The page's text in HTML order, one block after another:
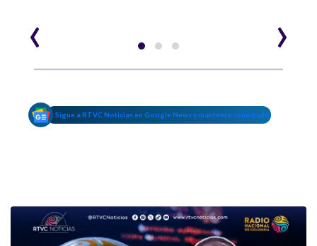
‹ ›
Sigue a RTVC Noticias en Google News y mantente conectado